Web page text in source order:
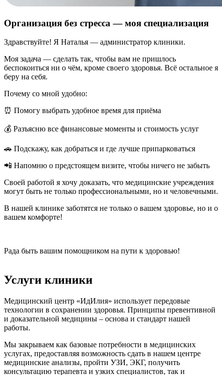
Организация без стресса — моя специализация
Здравствуйте! Я Наталья — администратор клиники.
Моя задача — сделать так, чтобы вам не пришлось
беспокоиться ни о чём, кроме своего здоровья. Всё остальное я
беру на себя.
Почему со мной удобно:
⏰ Помогу выбрать удобное время для приёма
💰 Разъясню все финансовые моменты и стоимость услуг
🚗 Подскажу, как добраться и где лучше припарковаться
📲 Напомню о предстоящем визите, чтобы ничего не забыть
Своей работой я хочу доказать, что медицинские учреждения
могут быть не только профессиональными, но и человечными.
В нашей клинике заботятся не только о вашем здоровье, но и о
вашем комфорте!
Рада быть вашим помощником на пути к здоровью!
Услуги клиники
Медицинский центр «ИдИлия» использует передовые
технологии в сохранении здоровья. Принципы превентивной
и доказательной медицины – основа и стандарт нашей
работы.
Мы закрываем как базовые потребности в медицинских
услугах, предоставляя возможность сдать в нашем центре
медицинские анализы, пройти УЗИ, ЭКГ, получить
консультацию терапевта и узких специалистов, так и